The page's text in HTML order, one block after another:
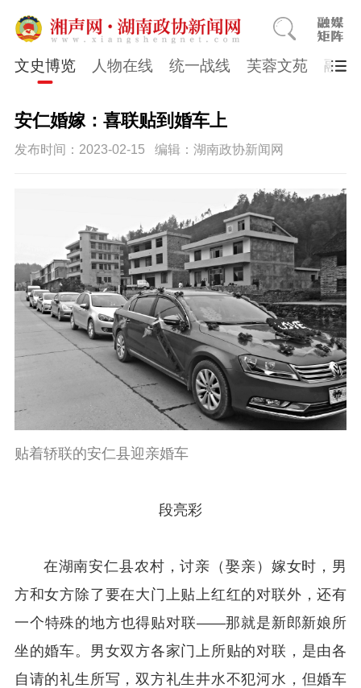
文史博览 人物在线 统一战线 芙蓉文苑 融媒
安仁婚嫁：喜联贴到婚车上
发布时间：2023-02-15 编辑：湖南政协新闻网
贴着轿联的安仁县迎亲婚车
段亮彩
在湖南安仁县农村，讨亲（娶亲）嫁女时，男
方和女方除了要在大门上贴上红红的对联外，还有
一个特殊的地方也得贴对联——那就是新郎新娘所
坐的婚车。男女双方各家门上所贴的对联，是由各
自请的礼生所写，双方礼生井水不犯河水，但婚车